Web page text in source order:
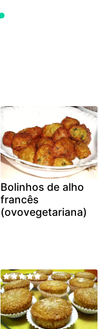
Bolinhos de alho
francês
(ovovegetariana)